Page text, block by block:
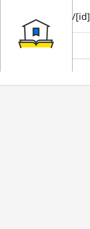
book/rent/[id]